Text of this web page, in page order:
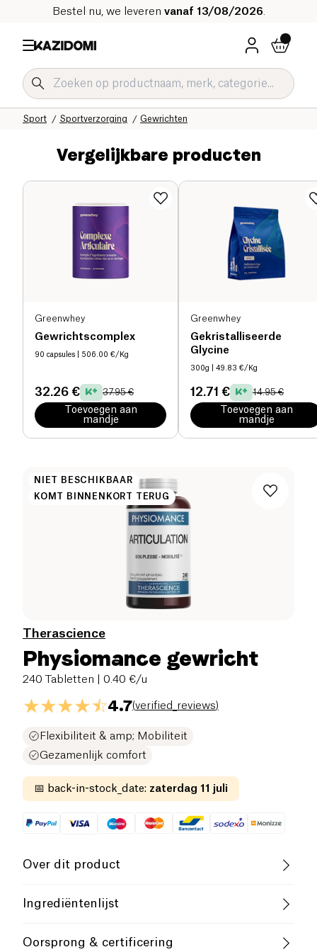
Bestel nu, we leveren vanaf 13/08/2026
Gewrichten
Sportverzorging
Sport
Onze biologische catalogus
Home
Vergelijkbare producten
Greenwhey
Gewrichtscomplex
90 capsules | 506.00 €/Kg
32.26 € 37.95 €
Toevoegen aan
mandje
Greenwhey
Gekristalliseerde
Glycine
300g | 49.83 €/Kg
12.71 € 14.95 €
Toevoegen aan
mandje
NIET BESCHIKBAAR
KOMT BINNENKORT TERUG
Therascience
Physiomance gewricht
240 Tabletten | 0.40 €/u
4.7(verified_reviews)
Flexibiliteit & amp; Mobiliteit
Gezamenlijk comfort
📅 back-in-stock_date: zaterdag 11 juli
Over dit product
te houden, en collageen te vormen voor gezonde
elastische draden die samen zijn gebonden. Als het
Ingrediëntenlijst
chondroitinesulfaat, vulmiddel: Microkristallijne
Oorsprong & certificering